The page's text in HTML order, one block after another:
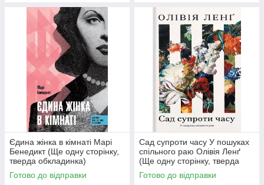
Єдина жінка в кімнаті Марі
Бенедикт (Ще одну сторінку,
тверда обкладинка)
Готово до відправки
Сад супроти часу У пошуках
спільного раю Олівія Ленґ
(Ще одну сторінку, тверда
обкладинка)
Готово до відправки